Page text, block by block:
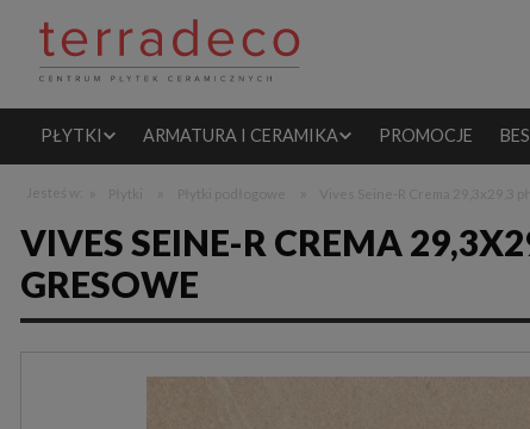
PŁYTKI ARMATURA I CERAMIKA PROMOCJE
VIVES SEINE-R CREMA
GRESOWE